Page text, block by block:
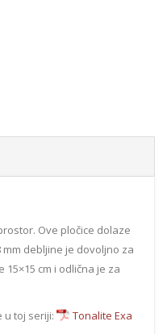
Ove pločice dolaze
debljine je dovoljno za
cm i odlična je za
u toj seriji:
Tonalite Exa